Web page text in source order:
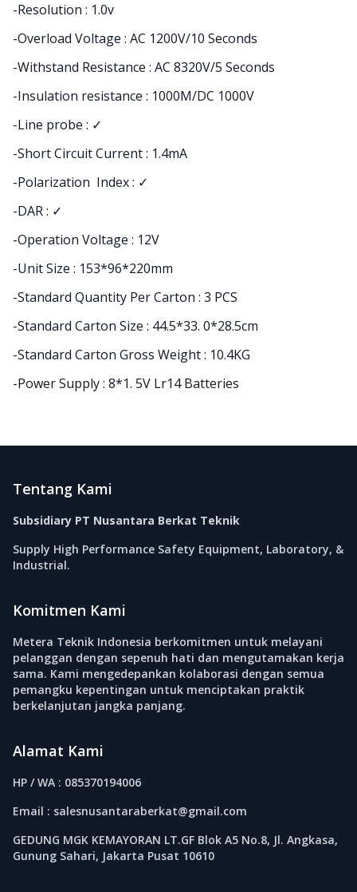
-Resolution : 1.0v
-Overload Voltage : AC 1200V/10 Seconds
-Withstand Resistance : AC 8320V/5 Seconds
-Insulation resistance : 1000M/DC 1000V
-Line probe : ✓
-Short Circuit Current : 1.4mA
-Polarization Index : ✓
-DAR : ✓
-Operation Voltage : 12V
-Unit Size : 153*96*220mm
-Standard Quantity Per Carton : 3 PCS
-Standard Carton Size : 44.5*33. 0*28.5cm
-Standard Carton Gross Weight : 10.4KG
-Power Supply : 8*1. 5V Lr14 Batteries
Tentang Kami
Subsidiary PT Nusantara Berkat Teknik
Supply High Performance Safety Equipment, Laboratory, &
Industrial.
Komitmen Kami
Metera Teknik Indonesia berkomitmen untuk melayani
pelanggan dengan sepenuh hati dan mengutamakan kerja
sama. Kami mengedepankan kolaborasi dengan semua
pemangku kepentingan untuk menciptakan praktik
berkelanjutan jangka panjang.
Alamat Kami
HP / WA : 085370194006
Email : salesnusantaraberkat@gmail.com
GEDUNG MGK KEMAYORAN LT.GF Blok A5 No.8, Jl. Angkasa,
Gunung Sahari, Jakarta Pusat 10610